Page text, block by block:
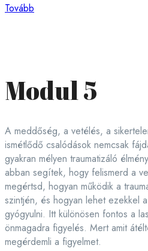
Tovább
Modul 5
A meddőség, a vetélés, a
ismétlődő csalódások nemcsak
gyakran mélyen traumatizáló
abban segítek, hogy felismerd a
megértsd, hogyan működik a
szintjén, és hogyan lehet ezekkel
gyógyulni. Itt különösen fontos a
önmagadra figyelés. Mert amit
megérdemli a figyelmet.